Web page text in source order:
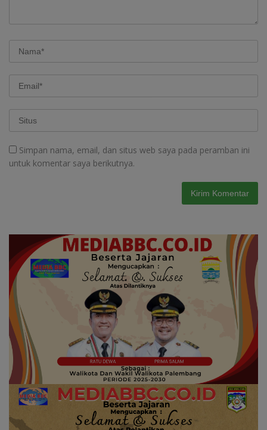
Simpan nama, email, dan situs web saya pada peramban ini
untuk komentar saya berikutnya.